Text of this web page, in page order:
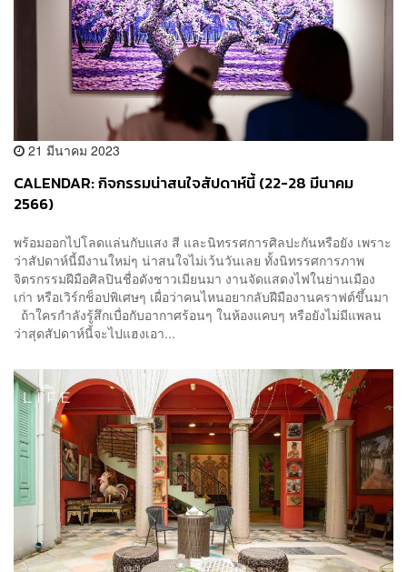
21 มีนาคม 2023
CALENDAR: กิจกรรมน่าสนใจสัปดาห์นี้ (22-28 มีนาคม
2566)
พร้อมออกไปโลดแล่นกับแสง สี และนิทรรศการศิลปะกันหรือยัง เพราะ
ว่าสัปดาห์นี้มีงานใหม่ๆ น่าสนใจไม่เว้นวันเลย ทั้งนิทรรศการภาพ
จิตรกรรมฝีมือศิลปินชื่อดังชาวเมียนมา งานจัดแสดงไฟในย่านเมือง
เก่า หรือเวิร์กช็อปพิเศษๆ เผื่อว่าคนไหนอยากลับฝีมืองานคราฟต์ขึ้นมา
ถ้าใครกำลังรู้สึกเบื่อกับอากาศร้อนๆ ในห้องแคบๆ หรือยังไม่มีแพลน
ว่าสุดสัปดาห์นี้จะไปแฮงเอา...